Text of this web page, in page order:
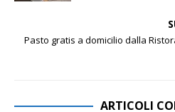
Pasto gratis a domicilio dalla
ARTICOLI